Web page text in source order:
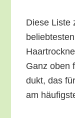
Die­se Lis­te
Ganz oben
dukt, das
am